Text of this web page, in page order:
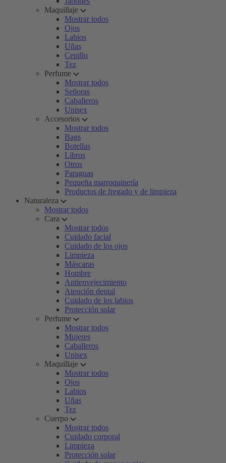
Maquillaje
Mostrar todos
Ojos
Labios
Uñas
Cepillo
Tez
Perfume
Mostrar todos
Señoras
Caballeros
Unisex
Accesorios
Mostrar todos
Bags
Botellas
Libros
Otros
Paraguas
Pequeña marroquinería
Productos de fregado y de limpieza
Naturaleza
Mostrar todos
Cara
Mostrar todos
Cuidado facial
Cuidado de los ojos
Limpieza
Máscaras
Hombre
Antienvejecimiento
Atención dental
Cuidado de los labios
Protección solar
Perfume
Mostrar todos
Mujeres
Caballeros
Unisex
Maquillaje
Mostrar todos
Ojos
Labios
Uñas
Tez
Cuerpo
Mostrar todos
Cuidado corporal
Limpieza
Protección solar